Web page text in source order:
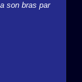
son bras par